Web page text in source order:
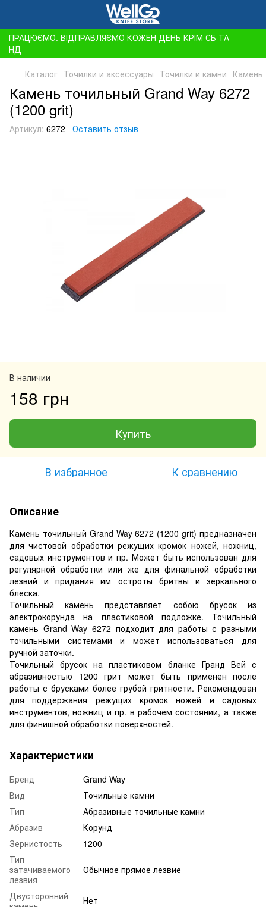
ПРАЦЮЄМО. ВІДПРАВЛЯЄМО КОЖЕН ДЕНЬ КРІМ СБ ТА
НД
Каталог Точилки и аксессуары Точилки и камни Камень
Камень точильный Grand Way 6272
(1200 grit)
Артикул: 6272 Оставить отзыв
В наличии
158 грн
Купить
В избранное К сравнению
Описание
Камень точильный Grand Way 6272 (1200 grit) предназначен
для чистовой обработки режущих кромок ножей, ножниц,
садовых инструментов и пр. Может быть использован для
регулярной обработки или же для финальной обработки
лезвий и придания им остроты бритвы и зеркального
блеска.
Точильный камень представляет собою брусок из
электрокорунда на пластиковой подложке. Точильный
камень Grand Way 6272 подходит для работы с разными
точильными системами и может использоваться для
ручной заточки.
Точильный брусок на пластиковом бланке Гранд Вей с
абразивностью 1200 грит может быть применен после
работы с брусками более грубой гритности. Рекомендован
для поддержания режущих кромок ножей и садовых
инструментов, ножниц и пр. в рабочем состоянии, а также
для финишной обработки поверхностей.
Характеристики
Бренд
Grand Way
Вид
Точильные камни
Тип
Абразивные точильные камни
Абразив
Корунд
Зернистость
1200
Тип
затачиваемого
лезвия
Обычное прямое лезвие
Двусторонний
Нет